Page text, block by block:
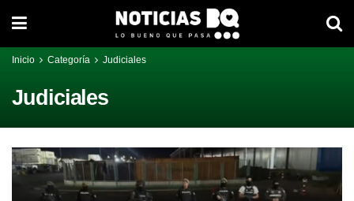
Inicio Categoría Judiciales
Judiciales